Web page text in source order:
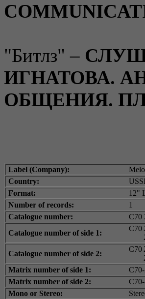
"Битлз" –
ИГНАТОВА.
ОБЩЕНИЯ.
Label (Company):
Country:
Format:
12"
Number of records:
1
Catalogue number:
C70
Catalogue number of side 1:
C70
Catalogue number of side 2:
C70
Matrix number of side 1:
Matrix number of side 2:
Mono or Stereo: